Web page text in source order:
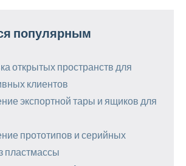
популярным
открытых пространств для
клиентов
экспортной тары и ящиков для
прототипов и серийных
пластмассы